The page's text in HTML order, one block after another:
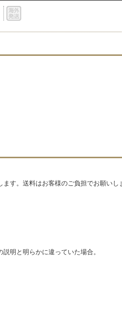
す。送料はお客様のご負担でお願いし
明と明らかに違っていた場合。